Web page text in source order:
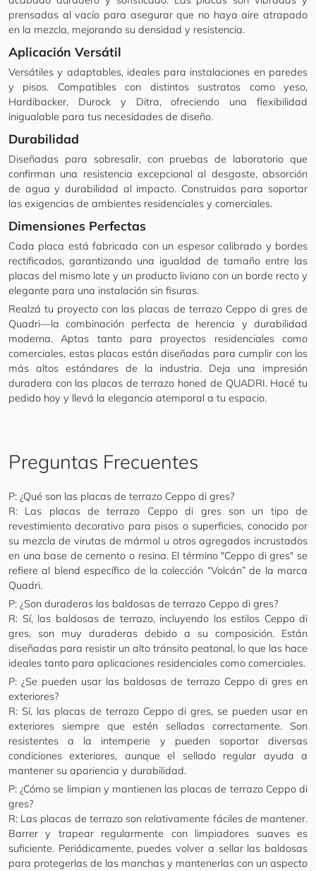
prensadas al vacío para asegurar que no haya aire atrapado
en la mezcla, mejorando su densidad y resistencia.
Aplicación Versátil
Versátiles y adaptables, ideales para instalaciones en paredes
y pisos. Compatibles con distintos sustratos como yeso,
Hardibacker, Durock y Ditra, ofreciendo una flexibilidad
inigualable para tus necesidades de diseño.
Durabilidad
Diseñadas para sobresalir, con pruebas de laboratorio que
confirman una resistencia excepcional al desgaste, absorción
de agua y durabilidad al impacto. Construidas para soportar
las exigencias de ambientes residenciales y comerciales.
Dimensiones Perfectas
Cada placa está fabricada con un espesor calibrado y bordes
rectificados, garantizando una igualdad de tamaño entre las
placas del mismo lote y un producto liviano con un borde recto y
elegante para una instalación sin fisuras.
Realzá tu proyecto con las placas de terrazo Ceppo di gres de
Quadri—la combinación perfecta de herencia y durabilidad
moderna. Aptas tanto para proyectos residenciales como
comerciales, estas placas están diseñadas para cumplir con los
más altos estándares de la industria. Deja una impresión
duradera con las placas de terrazo honed de QUADRI. Hacé tu
pedido hoy y llevá la elegancia atemporal a tu espacio.
Preguntas Frecuentes
P: ¿Qué son las placas de terrazo Ceppo di gres?
R: Las placas de terrazo Ceppo di gres son un tipo de
revestimiento decorativo para pisos o superficies, conocido por
su mezcla de virutas de mármol u otros agregados incrustados
en una base de cemento o resina. El término "Ceppo di gres" se
refiere al blend específico de la colección “Volcán” de la marca
Quadri.
P: ¿Son duraderas las baldosas de terrazo Ceppo di gres?
R: Sí, las baldosas de terrazo, incluyendo los estilos Ceppo di
gres, son muy duraderas debido a su composición. Están
diseñadas para resistir un alto tránsito peatonal, lo que las hace
ideales tanto para aplicaciones residenciales como comerciales.
P: ¿Se pueden usar las baldosas de terrazo Ceppo di gres en
exteriores?
R: Sí, las placas de terrazo Ceppo di gres, se pueden usar en
exteriores siempre que estén selladas correctamente. Son
resistentes a la intemperie y pueden soportar diversas
condiciones exteriores, aunque el sellado regular ayuda a
mantener su apariencia y durabilidad.
P: ¿Cómo se limpian y mantienen las placas de terrazo Ceppo di
gres?
R: Las placas de terrazo son relativamente fáciles de mantener.
Barrer y trapear regularmente con limpiadores suaves es
suficiente. Periódicamente, puedes volver a sellar las baldosas
para protegerlas de las manchas y mantenerlas con un aspecto